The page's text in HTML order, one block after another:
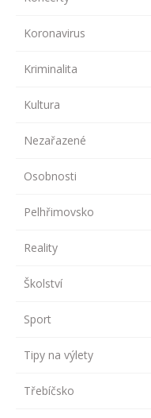
Koronavirus
Kriminalita
Kultura
Nezařazené
Osobnosti
Pelhřimovsko
Reality
Školství
Sport
Tipy na výlety
Třebíčsko